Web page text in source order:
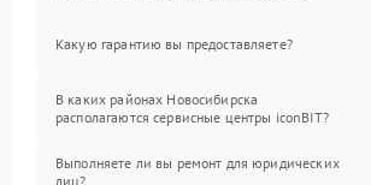
Какую гарантию вы предоставляете?
В каких районах Новосибирска
располагаются сервисные центры iconBIT?
Выполняете ли вы ремонт для юридических
лиц?